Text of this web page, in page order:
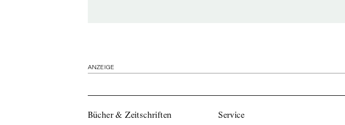
ANZEIGE
Bücher & Zeitschriften Service